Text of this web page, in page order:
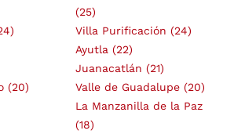
(25)
Villa Purificación (24)
Ayutla (22)
Juanacatlán (21)
(20) Valle de Guadalupe (20)
La Manzanilla de la Paz
(18)